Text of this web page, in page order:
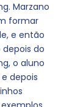
Marzano
formar
e então
do
o aluno
depois